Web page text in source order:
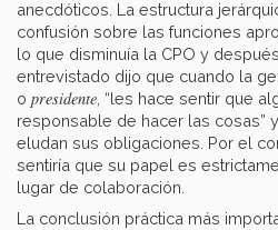
anecdóticos. La estructura
confusión sobre las funciones
lo que disminuía la CPO y
entrevistado dijo que cuando la
o presidente , “les hace sentir que
responsable de hacer las cosas”
eludan sus obligaciones. Por el
sentiría que su papel es
lugar de colaboración.
La conclusión práctica más